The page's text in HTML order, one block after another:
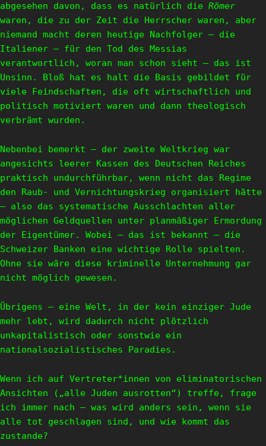
abgesehen davon, dass es natürlich die Römer
waren, die zu der Zeit die Herrscher waren, aber
niemand macht deren heutige Nachfolger – die
Italiener – für den Tod des Messias
verantwortlich, woran man schon sieht – das ist
Unsinn. Bloß hat es halt die Basis gebildet für
viele Feindschaften, die oft wirtschaftlich und
politisch motiviert waren und dann theologisch
verbrämt wurden.
Nebenbei bemerkt – der zweite Weltkrieg war
angesichts leerer Kassen des Deutschen Reiches
praktisch undurchführbar, wenn nicht das Regime
den Raub- und Vernichtungskrieg organisiert hätte
– also das systematische Ausschlachten aller
möglichen Geldquellen unter planmäßiger Ermordung
der Eigentümer. Wobei – das ist bekannt – die
Schweizer Banken eine wichtige Rolle spielten.
Ohne sie wäre diese kriminelle Unternehmung gar
nicht möglich gewesen.
Übrigens – eine Welt, in der kein einziger Jude
mehr lebt, wird dadurch nicht plötzlich
unkapitalistisch oder sonstwie ein
nationalsozialistisches Paradies.
Wenn ich auf Vertreter*innen von eliminatorischen
Ansichten („alle Juden ausrotten“) treffe, frage
ich immer nach – was wird anders sein, wenn sie
alle tot geschlagen sind, und wie kommt das
zustande?